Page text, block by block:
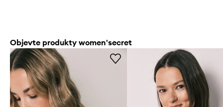
Objevte produkty women'secret